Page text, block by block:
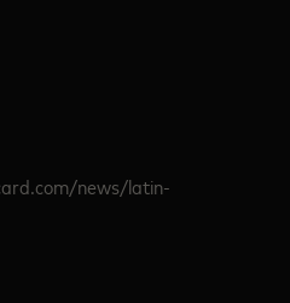
news/latin-